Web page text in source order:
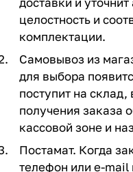
целостность и
комплектации.
Самовывоз из
для выбора
поступит на
получения заказа
кассовой зоне и
Постамат. Когда
телефон или e-mail